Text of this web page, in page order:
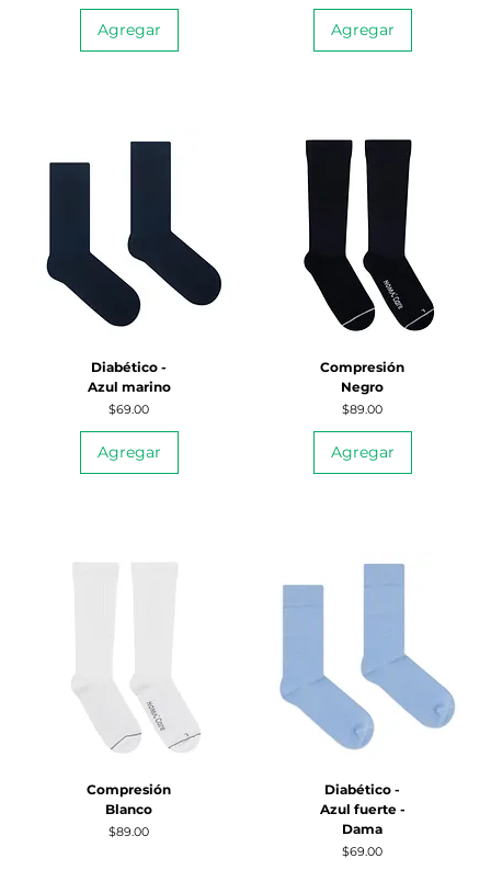
Agregar Agregar
Diabético -
Azul marino
Precio
$69.00
Agregar
Compresión
Negro
Precio
$89.00
Agregar
Compresión
Blanco
Precio
$89.00
Diabético -
Azul fuerte -
Dama
Precio
$69.00